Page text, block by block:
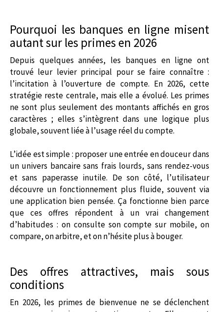
Pourquoi les banques en ligne misent
autant sur les primes en 2026
Depuis quelques années, les banques en ligne ont
trouvé leur levier principal pour se faire connaître :
l’incitation à l’ouverture de compte. En 2026, cette
stratégie reste centrale, mais elle a évolué. Les primes
ne sont plus seulement des montants affichés en gros
caractères ; elles s’intègrent dans une logique plus
globale, souvent liée à l’usage réel du compte.
L’idée est simple : proposer une entrée en douceur dans
un univers bancaire sans frais lourds, sans rendez-vous
et sans paperasse inutile. De son côté, l’utilisateur
découvre un fonctionnement plus fluide, souvent via
une application bien pensée. Ça fonctionne bien parce
que ces offres répondent à un vrai changement
d’habitudes : on consulte son compte sur mobile, on
compare, on arbitre, et on n’hésite plus à bouger.
Des offres attractives, mais sous
conditions
En 2026, les primes de bienvenue ne se déclenchent